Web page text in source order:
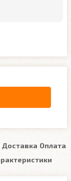
Доставка Оплата